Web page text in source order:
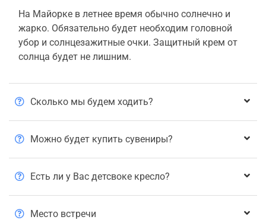
На Майорке в летнее время обычно солнечно и
жарко. Обязательно будет необходим головной
убор и солнцезажитные очки. Защитный крем от
солнца будет не лишним.
Сколько мы будем ходить?
Можно будет купить сувениры?
Есть ли у Вас детсвоке кресло?
Место встречи